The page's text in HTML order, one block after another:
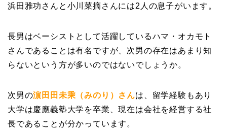
浜田雅功さんと小川菜摘さんには2人の息子がいます。
長男はベーシストとして活躍しているハマ・オカモト
さんであることは有名ですが、次男の存在はあまり知
らないという方が多いのではないでしょうか。
次男の濵田田未乘（みのり）さんは、留学経験もあり
大学は慶應義塾大学を卒業、現在は会社を経営する社
長であることが分かっています。